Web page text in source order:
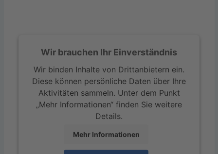
Wir brauchen Ihr Einverständnis
Wir binden Inhalte von Drittanbietern ein.
Diese können persönliche Daten über Ihre
Aktivitäten sammeln. Unter dem Punkt
„Mehr Informationen“ finden Sie weitere
Details.
Mehr Informationen